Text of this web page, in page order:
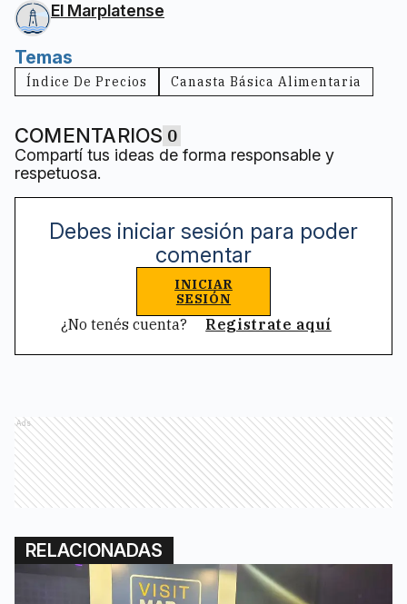
El Marplatense
Temas
Índice De Precios Canasta Básica Alimentaria
COMENTARIOS 0
Compartí tus ideas de forma responsable y
respetuosa.
Debes iniciar sesión para poder
comentar
INICIAR
SESIÓN
¿No tenés cuenta? Registrate aquí
Ads
RELACIONADAS